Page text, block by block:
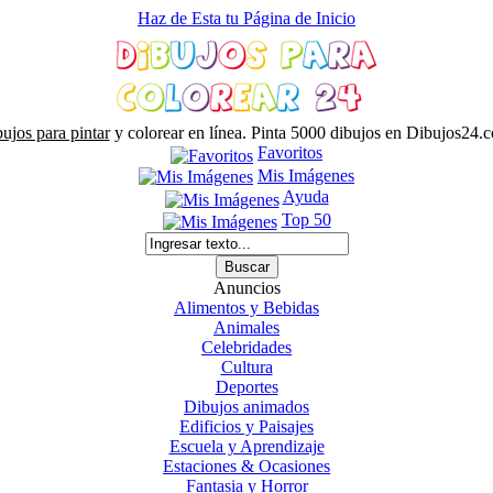
Haz de Esta tu Página de Inicio
para pintary colorear en línea. Pinta 5000 dibujos en
Favoritos
Mis Imágenes
Ayuda
Top 50
Anuncios
Alimentos y Bebidas
Animales
Celebridades
Cultura
Deportes
Dibujos animados
Edificios y Paisajes
Escuela y Aprendizaje
Estaciones & Ocasiones
Fantasia y Horror